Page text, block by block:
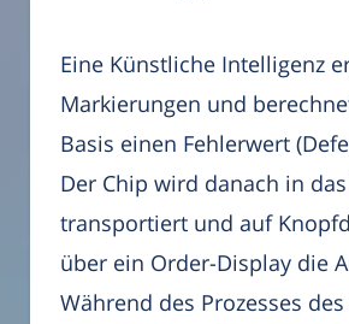
Eine Künstliche Intelligenz
Markierungen und
Basis einen Fehlerwert
Der Chip wird danach in
transportiert und auf
über ein Order-Display die
Während des Prozesses